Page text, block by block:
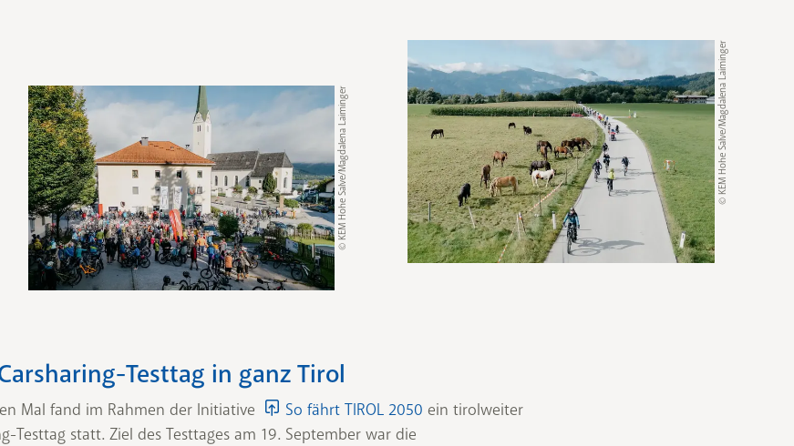
© KEM Hohe Salve/Magdalena Laiminger © KEM Hohe Salve/Magdalena Laiminger
Testtag in ganz Tirol
Mal fand im Rahmen der Initiative So fährt TIROL 2050 ein tirolweiter
Testtag statt. Ziel des Testtages am 19. September war die